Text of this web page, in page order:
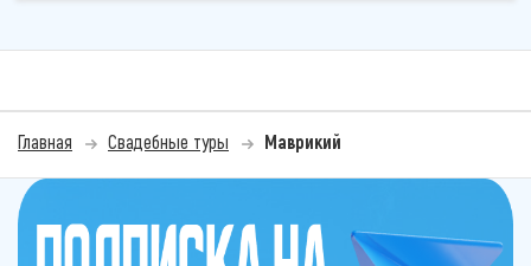
Главная Свадебные туры Маврикий